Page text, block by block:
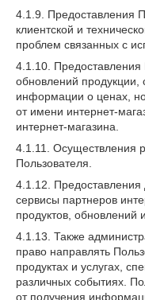
4.1.9. Предоставления
клиентской и
проблем связанных с
4.1.10. Предоставления
обновлений продукции,
информации о ценах,
от имени интернет-
интернет-магазина.
4.1.11. Осуществления
Пользователя.
4.1.12. Предоставления
сервисы партнеров
продуктов, обновлений
4.1.13. Также
право направлять
продуктах и услугах,
различных событиях.
от получения